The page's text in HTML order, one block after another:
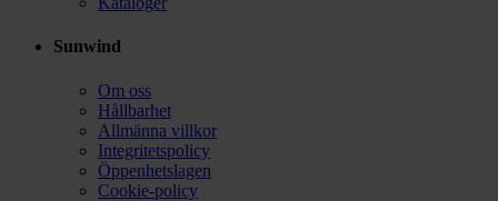
Sunwind
Om oss
Hållbarhet
Allmänna villkor
Integritetspolicy
Öppenhetslagen
Cookie-policy